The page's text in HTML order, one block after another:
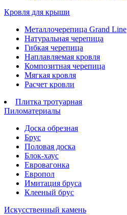
Кровля для крыши
Металлочерепица Grand Line
Натуральная черепица
Гибкая черепица
Наплавляемая кровля
Композитная черепица
Мягкая кровля
Расчет кровли
Плитка тротуарная
Пиломатериалы
Доска обрезная
Брус
Половая доска
Блок-хаус
Евровагонка
Европол
Имитация бруса
Клееный брус
Искусственный камень